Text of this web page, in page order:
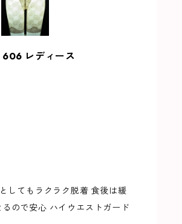
606 レディース
してもラクラク脱着 食後は緩
ので安心 ハイウエストガード